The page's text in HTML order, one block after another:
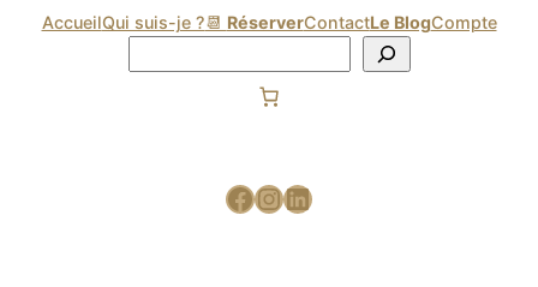
AccueilQui suis-je ?📆 RéserverContactLe BlogCompte